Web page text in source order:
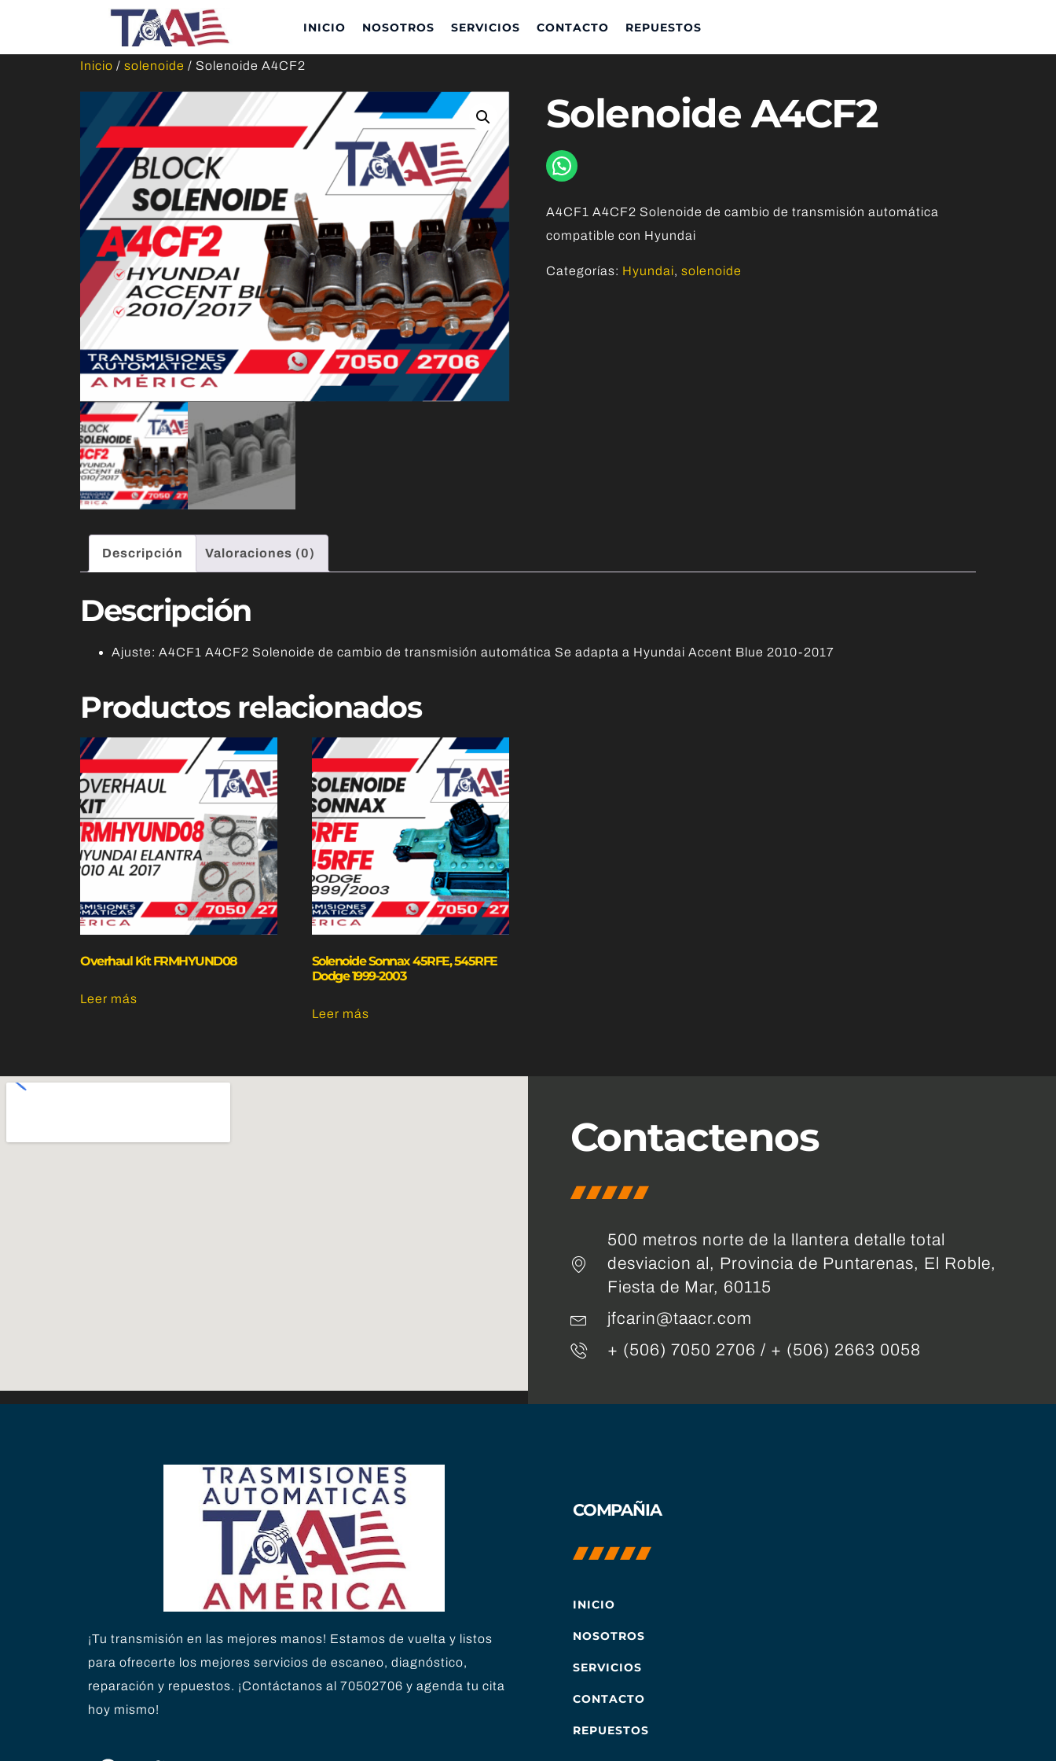
INICIO NOSOTROS SERVICIOS CONTACTO REPUESTOS
Inicio / solenoide / Solenoide A4CF2
Solenoide A4CF2
A4CF1 A4CF2 Solenoide de cambio de transmisión automática
compatible con Hyundai
Categorías: Hyundai, solenoide
Descripción Valoraciones (0)
Descripción
Ajuste: A4CF1 A4CF2 Solenoide de cambio de transmisión automática Se adapta a Hyundai Accent Blue 2010-2017
Productos relacionados
Overhaul Kit FRMHYUND08
Leer más
Solenoide Sonnax 45RFE, 545RFE
Dodge 1999-2003
Leer más
Contactenos
500 metros norte de la llantera detalle total
desviacion al, Provincia de Puntarenas, El Roble,
Fiesta de Mar, 60115
jfcarin@taacr.com
+ (506) 7050 2706 / + (506) 2663 0058
¡Tu transmisión en las mejores manos! Estamos de vuelta y listos
para ofrecerte los mejores servicios de escaneo, diagnóstico,
reparación y repuestos. ¡Contáctanos al 70502706 y agenda tu cita
hoy mismo!
COMPAÑIA
INICIO
NOSOTROS
SERVICIOS
CONTACTO
REPUESTOS